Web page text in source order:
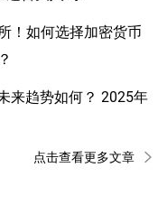
！如何选择加密货币
来趋势如何？ 2025年
点击查看更多文章